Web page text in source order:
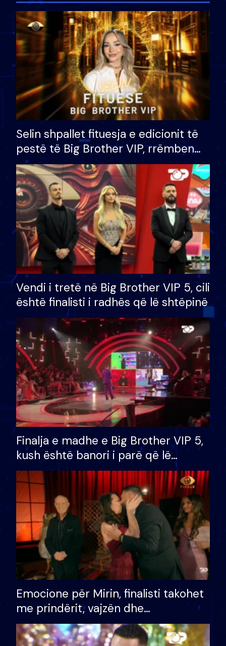
Selin shpallet fituesja e edicionit të
pestë të Big Brother VIP, rrëmben
çmimin e madh prej 100 mijë eurosh
Vendi i tretë në Big Brother VIP 5, cili
është finalisti i radhës që lë shtëpinë
Finalja e madhe e Big Brother VIP 5,
kush është banori i parë që lë
shtëpinë dhe humb mundësinë për
të fituar çmimin e madh
Emocione për Mirin, finalisti takohet
me prindërit, vajzën dhe
bashkëshorten: S’kemi ndonjë letër
divorci apo jo?